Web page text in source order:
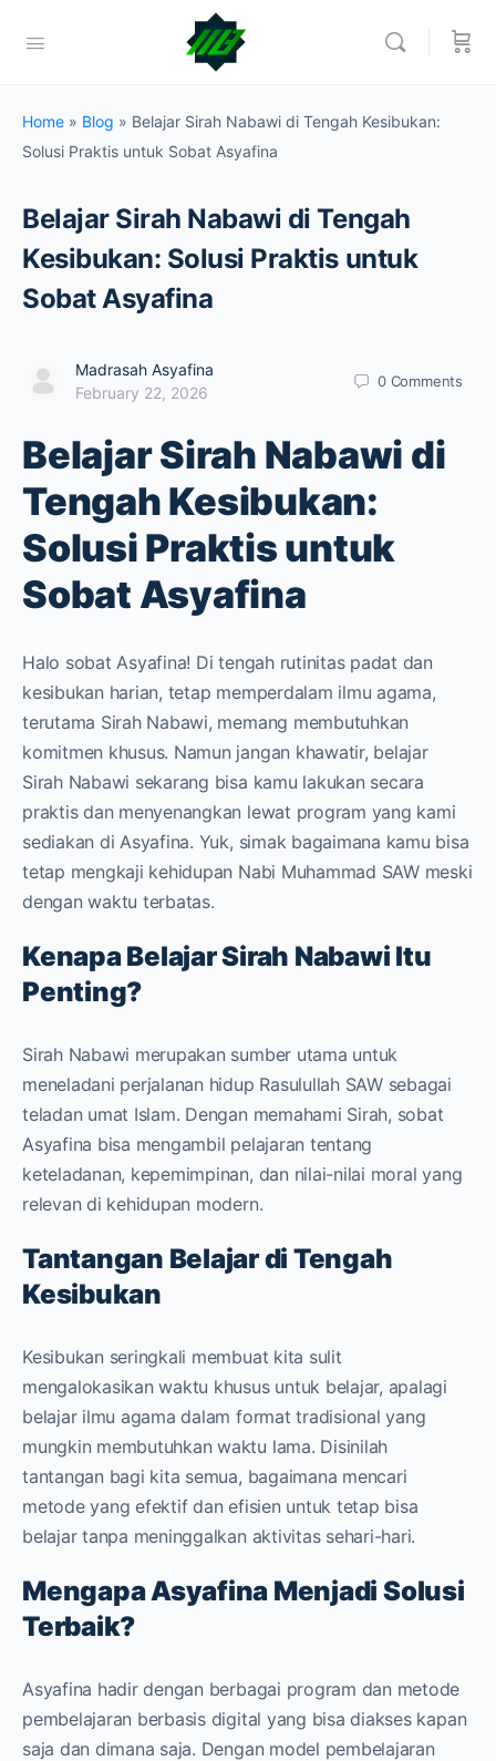
Home » Blog » Belajar Sirah Nabawi di Tengah Kesibukan:
Solusi Praktis untuk Sobat Asyafina
Belajar Sirah Nabawi di Tengah
Kesibukan: Solusi Praktis untuk
Sobat Asyafina
Madrasah Asyafina
February 22, 2026
0 Comments
Belajar Sirah Nabawi di
Tengah Kesibukan:
Solusi Praktis untuk
Sobat Asyafina
Halo sobat Asyafina! Di tengah rutinitas padat dan
kesibukan harian, tetap memperdalam ilmu agama,
terutama Sirah Nabawi, memang membutuhkan
komitmen khusus. Namun jangan khawatir, belajar
Sirah Nabawi sekarang bisa kamu lakukan secara
praktis dan menyenangkan lewat program yang kami
sediakan di Asyafina. Yuk, simak bagaimana kamu bisa
tetap mengkaji kehidupan Nabi Muhammad SAW meski
dengan waktu terbatas.
Kenapa Belajar Sirah Nabawi Itu
Penting?
Sirah Nabawi merupakan sumber utama untuk
meneladani perjalanan hidup Rasulullah SAW sebagai
teladan umat Islam. Dengan memahami Sirah, sobat
Asyafina bisa mengambil pelajaran tentang
keteladanan, kepemimpinan, dan nilai-nilai moral yang
relevan di kehidupan modern.
Tantangan Belajar di Tengah
Kesibukan
Kesibukan seringkali membuat kita sulit
mengalokasikan waktu khusus untuk belajar, apalagi
belajar ilmu agama dalam format tradisional yang
mungkin membutuhkan waktu lama. Disinilah
tantangan bagi kita semua, bagaimana mencari
metode yang efektif dan efisien untuk tetap bisa
belajar tanpa meninggalkan aktivitas sehari-hari.
Mengapa Asyafina Menjadi Solusi
Terbaik?
Asyafina hadir dengan berbagai program dan metode
pembelajaran berbasis digital yang bisa diakses kapan
saja dan dimana saja. Dengan model pembelajaran